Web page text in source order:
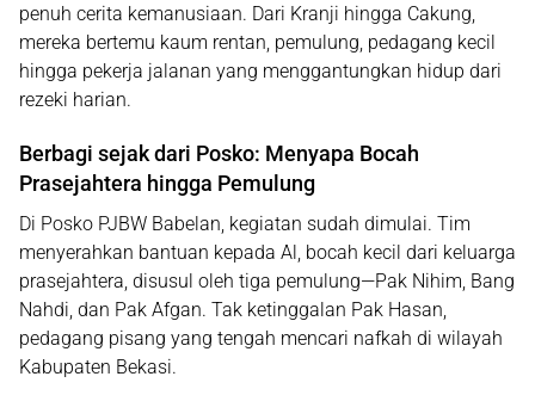
penuh cerita kemanusiaan. Dari Kranji hingga Cakung,
mereka bertemu kaum rentan, pemulung, pedagang kecil
hingga pekerja jalanan yang menggantungkan hidup dari
rezeki harian.
Berbagi sejak dari Posko: Menyapa Bocah
Prasejahtera hingga Pemulung
Di Posko PJBW Babelan, kegiatan sudah dimulai. Tim
menyerahkan bantuan kepada Al, bocah kecil dari keluarga
prasejahtera, disusul oleh tiga pemulung—Pak Nihim, Bang
Nahdi, dan Pak Afgan. Tak ketinggalan Pak Hasan,
pedagang pisang yang tengah mencari nafkah di wilayah
Kabupaten Bekasi.